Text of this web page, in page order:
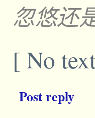
忽悠还
[ No
Post reply